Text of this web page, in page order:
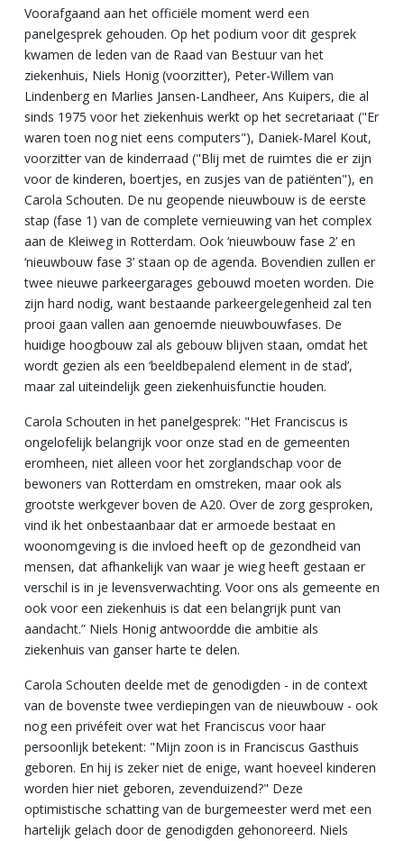
Voorafgaand aan het officiële moment werd een
panelgesprek gehouden. Op het podium voor dit gesprek
kwamen de leden van de Raad van Bestuur van het
ziekenhuis, Niels Honig (voorzitter), Peter-Willem van
Lindenberg en Marlies Jansen-Landheer, Ans Kuipers, die al
sinds 1975 voor het ziekenhuis werkt op het secretariaat ("Er
waren toen nog niet eens computers"), Daniek-Marel Kout,
voorzitter van de kinderraad ("Blij met de ruimtes die er zijn
voor de kinderen, boertjes, en zusjes van de patiënten"), en
Carola Schouten. De nu geopende nieuwbouw is de eerste
stap (fase 1) van de complete vernieuwing van het complex
aan de Kleiweg in Rotterdam. Ook ‘nieuwbouw fase 2’ en
‘nieuwbouw fase 3’ staan op de agenda. Bovendien zullen er
twee nieuwe parkeergarages gebouwd moeten worden. Die
zijn hard nodig, want bestaande parkeergelegenheid zal ten
prooi gaan vallen aan genoemde nieuwbouwfases. De
huidige hoogbouw zal als gebouw blijven staan, omdat het
wordt gezien als een ‘beeldbepalend element in de stad’,
maar zal uiteindelijk geen ziekenhuisfunctie houden.
Carola Schouten in het panelgesprek: "Het Franciscus is
ongelofelijk belangrijk voor onze stad en de gemeenten
eromheen, niet alleen voor het zorglandschap voor de
bewoners van Rotterdam en omstreken, maar ook als
grootste werkgever boven de A20. Over de zorg gesproken,
vind ik het onbestaanbaar dat er armoede bestaat en
woonomgeving is die invloed heeft op de gezondheid van
mensen, dat afhankelijk van waar je wieg heeft gestaan er
verschil is in je levensverwachting. Voor ons als gemeente en
ook voor een ziekenhuis is dat een belangrijk punt van
aandacht.” Niels Honig antwoordde die ambitie als
ziekenhuis van ganser harte te delen.
Carola Schouten deelde met de genodigden - in de context
van de bovenste twee verdiepingen van de nieuwbouw - ook
nog een privéfeit over wat het Franciscus voor haar
persoonlijk betekent: "Mijn zoon is in Franciscus Gasthuis
geboren. En hij is zeker niet de enige, want hoeveel kinderen
worden hier niet geboren, zevenduizend?" Deze
optimistische schatting van de burgemeester werd met een
hartelijk gelach door de genodigden gehonoreerd. Niels